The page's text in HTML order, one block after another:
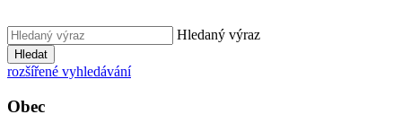
Hledaný výraz
Hledat
rozšířené vyhledávání
Obec